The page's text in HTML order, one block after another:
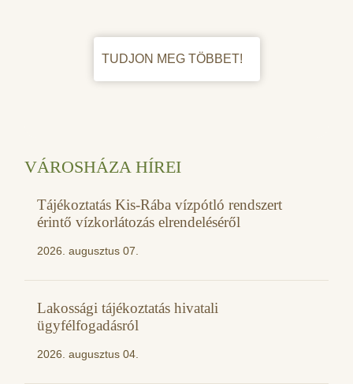
TUDJON MEG TÖBBET!
VÁROSHÁZA HÍREI
Tájékoztatás Kis-Rába vízpótló rendszert
érintő vízkorlátozás elrendeléséről
2026. augusztus 07.
Lakossági tájékoztatás hivatali
ügyfélfogadásról
2026. augusztus 04.